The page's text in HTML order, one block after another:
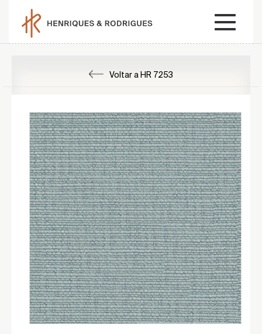
Voltar a HR 7253